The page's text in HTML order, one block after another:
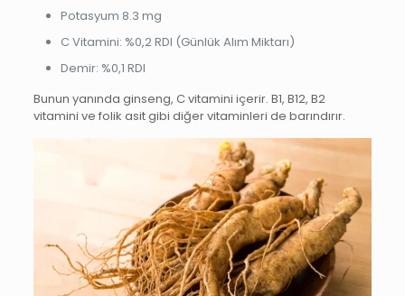
Potasyum 8.3 mg
C Vitamini: %0,2 RDI (Günlük Alım Miktarı)
Demir: %0,1 RDI
Bunun yanında ginseng, C vitamini içerir. B1, B12, B2
vitamini ve folik asit gibi diğer vitaminleri de barındırır.